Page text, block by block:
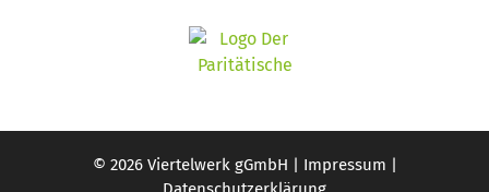
© 2026 Viertelwerk gGmbH | Impressum |